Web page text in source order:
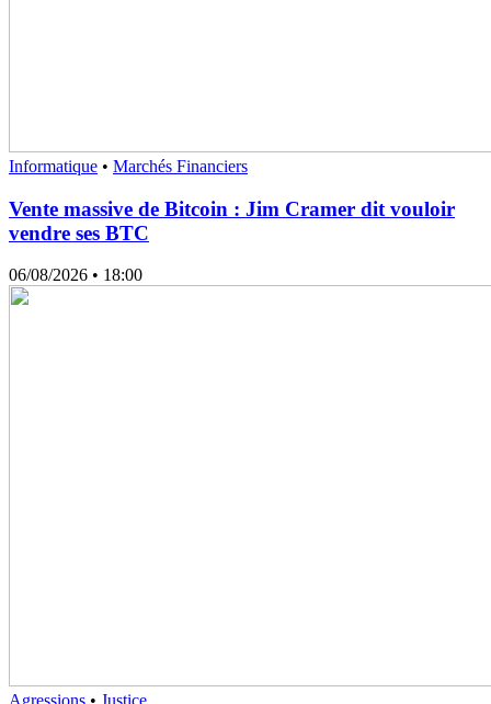
Informatique • Marchés Financiers
Vente massive de Bitcoin : Jim Cramer dit vouloir
vendre ses BTC
06/08/2026 • 18:00